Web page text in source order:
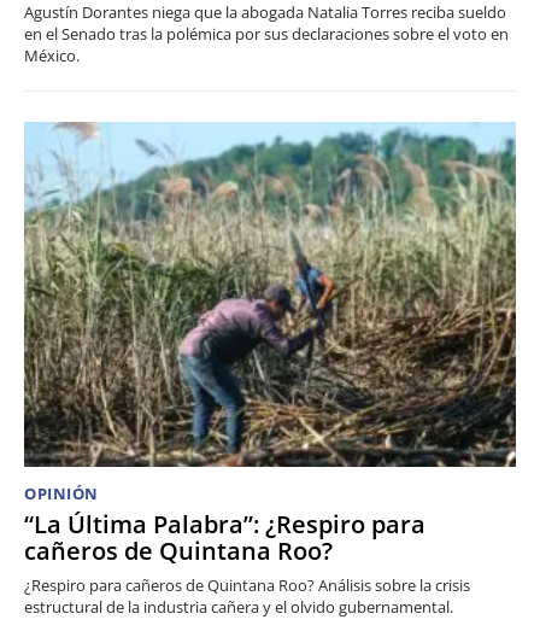
Agustín Dorantes niega que la abogada Natalia Torres reciba sueldo
en el Senado tras la polémica por sus declaraciones sobre el voto en
México.
OPINIÓN
“La Última Palabra”: ¿Respiro para
cañeros de Quintana Roo?
¿Respiro para cañeros de Quintana Roo? Análisis sobre la crisis
estructural de la industria cañera y el olvido gubernamental.